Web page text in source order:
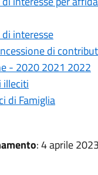
interesse
di
- 2020 2021 2022
illeciti
di Famiglia
: 4 aprile